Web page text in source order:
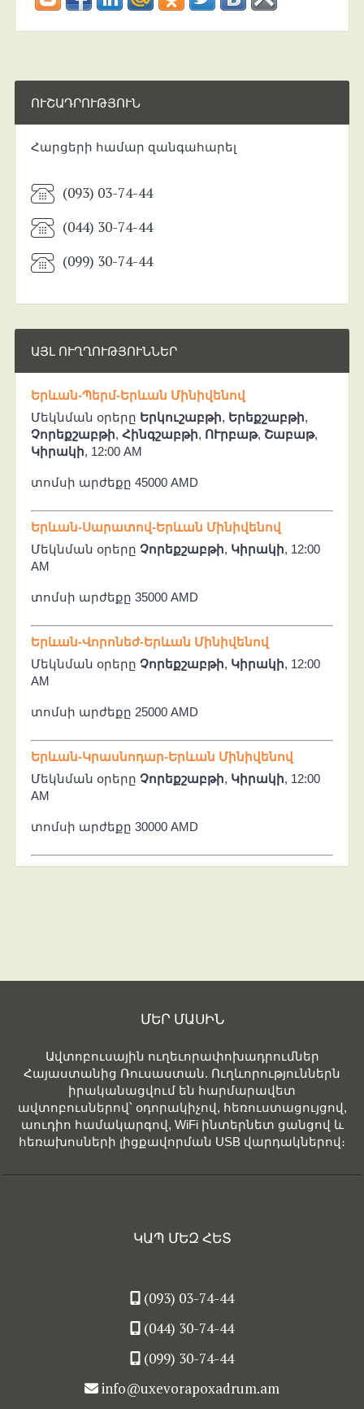
ՈՒՇԱԴՐՈՒԹՅՈՒՆ
Հարցերի համար զանգահարել
(093) 03-74-44
(044) 30-74-44
(099) 30-74-44
ԱՅԼ ՈՒՂՂՈՒԹՅՈՒՆՆԵՐ
Երևան-Պերմ-Երևան Մինիվենով
Մեկնման օրերը Երկուշաբթի, Երեքշաբթի,
Չորեքշաբթի, Հինգշաբթի, ՈՒրբաթ, Շաբաթ,
Կիրակի, 12:00 AM
տոմսի արժեքը 45000 AMD
Երևան-Սարատով-Երևան Մինիվենով
Մեկնման օրերը Չորեքշաբթի, Կիրակի, 12:00
AM
տոմսի արժեքը 35000 AMD
Երևան-Վորոնեժ-Երևան Մինիվենով
Մեկնման օրերը Չորեքշաբթի, Կիրակի, 12:00
AM
տոմսի արժեքը 25000 AMD
Երևան-Կրասնոդար-Երևան Մինիվենով
Մեկնման օրերը Չորեքշաբթի, Կիրակի, 12:00
AM
տոմսի արժեքը 30000 AMD
ՄԵՐ ՄԱՍԻՆ
Ավտոբուսային ուղեւորափոխադրումներ
Հայաստանից Ռուսաստան. Ուղևորություններն
իրականացվում են հարմարավետ
ավտոբուսներով՝ օդորակիչով, հեռուստացույցով,
աուդիո համակարգով, WiFi ինտերնետ ցանցով և
հեռախոսների լիցքավորման USB վարդակներով։
ԿԱՊ ՄԵԶ ՀԵՏ
(093) 03-74-44
(044) 30-74-44
(099) 30-74-44
info@uxevorapoxadrum.am